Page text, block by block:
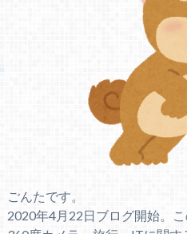
ごんたです。
2020年4月22日ブログ開始。